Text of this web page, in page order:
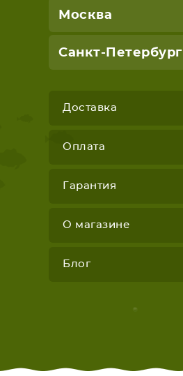
Москва
Санкт-Петербург
Доставка
Оплата
Гарантия
О магазине
Блог